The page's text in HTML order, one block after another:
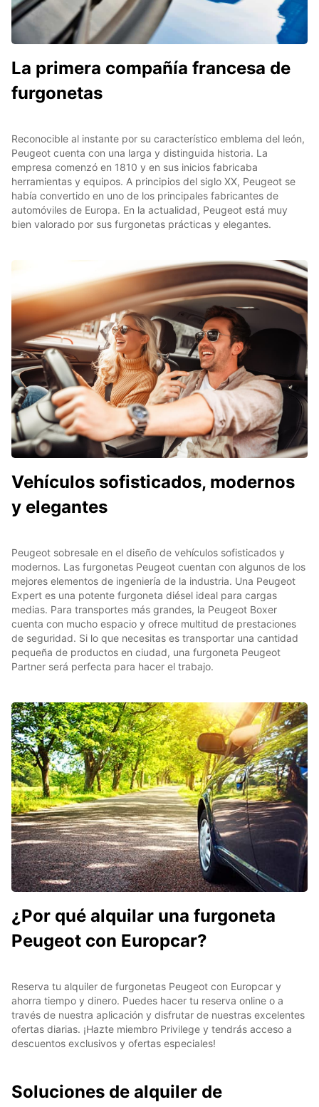
La primera compañía francesa de
furgonetas
Reconocible al instante por su característico emblema del león,
Peugeot cuenta con una larga y distinguida historia. La
empresa comenzó en 1810 y en sus inicios fabricaba
herramientas y equipos. A principios del siglo XX, Peugeot se
había convertido en uno de los principales fabricantes de
automóviles de Europa. En la actualidad, Peugeot está muy
bien valorado por sus furgonetas prácticas y elegantes.
Vehículos sofisticados, modernos
y elegantes
Peugeot sobresale en el diseño de vehículos sofisticados y
modernos. Las furgonetas Peugeot cuentan con algunos de los
mejores elementos de ingeniería de la industria. Una Peugeot
Expert es una potente furgoneta diésel ideal para cargas
medias. Para transportes más grandes, la Peugeot Boxer
cuenta con mucho espacio y ofrece multitud de prestaciones
de seguridad. Si lo que necesitas es transportar una cantidad
pequeña de productos en ciudad, una furgoneta Peugeot
Partner será perfecta para hacer el trabajo.
¿Por qué alquilar una furgoneta
Peugeot con Europcar?
Reserva tu alquiler de furgonetas Peugeot con Europcar y
ahorra tiempo y dinero. Puedes hacer tu reserva online o a
través de nuestra aplicación y disfrutar de nuestras excelentes
ofertas diarias. ¡Hazte miembro Privilege y tendrás acceso a
descuentos exclusivos y ofertas especiales!
Soluciones de alquiler de